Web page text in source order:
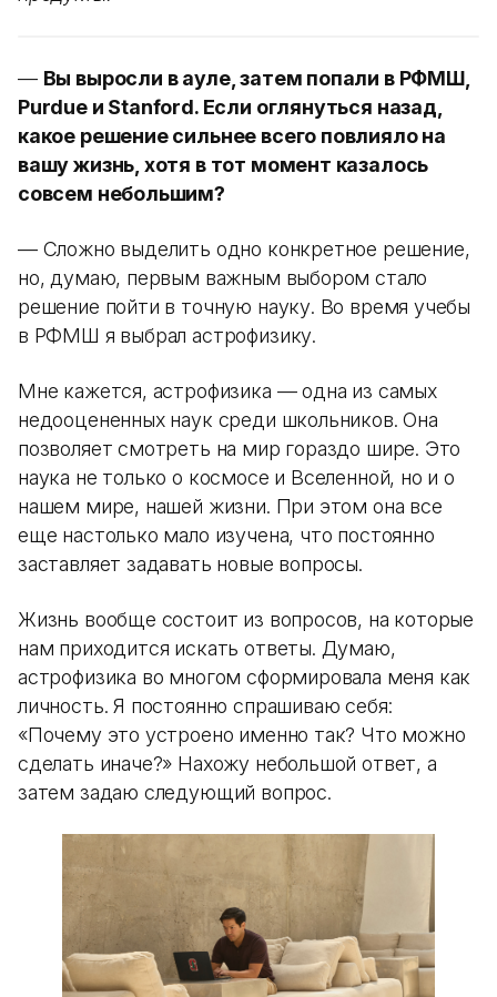
— Вы выросли в ауле, затем попали в РФМШ,
Purdue и Stanford. Если оглянуться назад,
какое решение сильнее всего повлияло на
вашу жизнь, хотя в тот момент казалось
совсем небольшим?
— Сложно выделить одно конкретное решение,
но, думаю, первым важным выбором стало
решение пойти в точную науку. Во время учебы
в РФМШ я выбрал астрофизику.
Мне кажется, астрофизика — одна из самых
недооцененных наук среди школьников. Она
позволяет смотреть на мир гораздо шире. Это
наука не только о космосе и Вселенной, но и о
нашем мире, нашей жизни. При этом она все
еще настолько мало изучена, что постоянно
заставляет задавать новые вопросы.
Жизнь вообще состоит из вопросов, на которые
нам приходится искать ответы. Думаю,
астрофизика во многом сформировала меня как
личность. Я постоянно спрашиваю себя:
«Почему это устроено именно так? Что можно
сделать иначе?» Нахожу небольшой ответ, а
затем задаю следующий вопрос.